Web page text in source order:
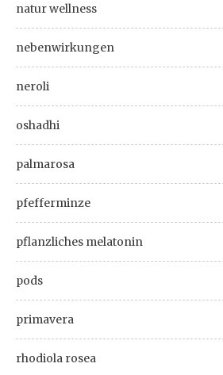
natur wellness
nebenwirkungen
neroli
oshadhi
palmarosa
pfefferminze
pflanzliches melatonin
pods
primavera
rhodiola rosea